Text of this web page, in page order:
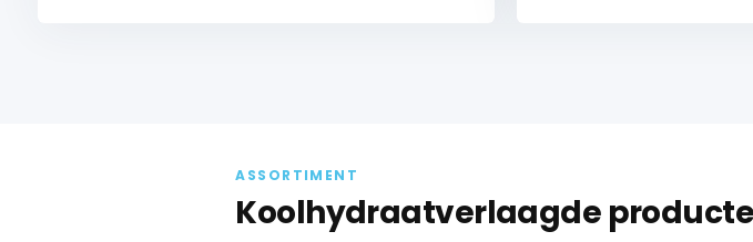
ASSORTIMENT
Koolhydraatverlaagde